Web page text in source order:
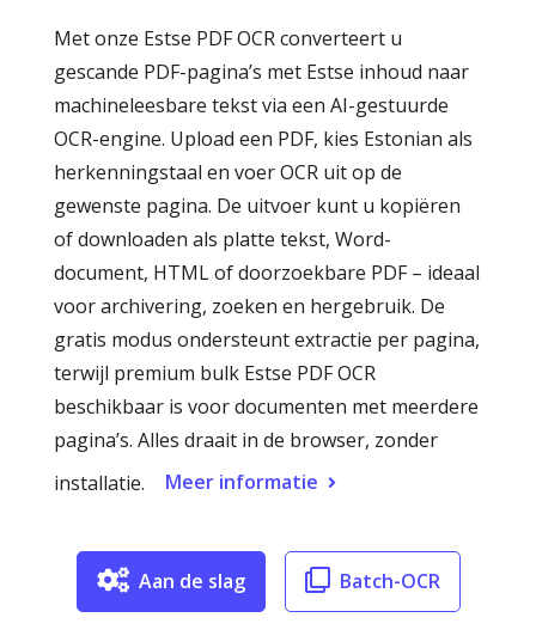
Met onze Estse PDF OCR converteert u
gescande PDF-pagina’s met Estse inhoud naar
machineleesbare tekst via een AI-gestuurde
OCR-engine. Upload een PDF, kies Estonian als
herkenningstaal en voer OCR uit op de
gewenste pagina. De uitvoer kunt u kopiëren
of downloaden als platte tekst, Word-
document, HTML of doorzoekbare PDF – ideaal
voor archivering, zoeken en hergebruik. De
gratis modus ondersteunt extractie per pagina,
terwijl premium bulk Estse PDF OCR
beschikbaar is voor documenten met meerdere
pagina’s. Alles draait in de browser, zonder
installatie.
Meer informatie
Aan de slag Batch-OCR